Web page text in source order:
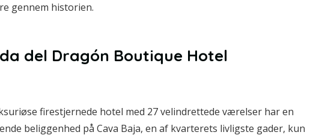
gennem historien.
del Dragón Boutique Hotel
firestjernede hotel med 27 velindrettede værelser har en
beliggenhed på Cava Baja, en af kvarterets livligste gader, kun